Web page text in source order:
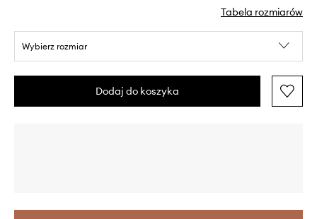
Tabela rozmiarów
Wybierz rozmiar
Dodaj do koszyka